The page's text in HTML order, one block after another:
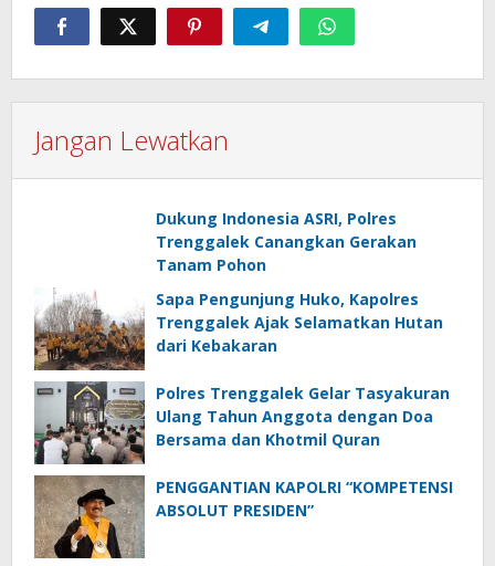
Jangan Lewatkan
Dukung Indonesia ASRI, Polres
Trenggalek Canangkan Gerakan
Tanam Pohon
Sapa Pengunjung Huko, Kapolres
Trenggalek Ajak Selamatkan Hutan
dari Kebakaran
Polres Trenggalek Gelar Tasyakuran
Ulang Tahun Anggota dengan Doa
Bersama dan Khotmil Quran
PENGGANTIAN KAPOLRI “KOMPETENSI
ABSOLUT PRESIDEN”